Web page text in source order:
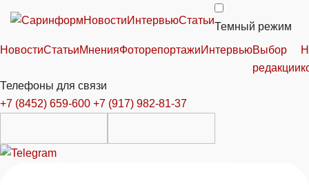
НовостиИнтервьюСтатьи
Темный режим
НовостиСтатьиМненияФоторепортажиИнтервьюВыбор
редакции
Телефоны для связи
+7 (8452) 659-600 +7 (917) 982-81-37